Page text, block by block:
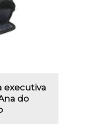
executiva
do